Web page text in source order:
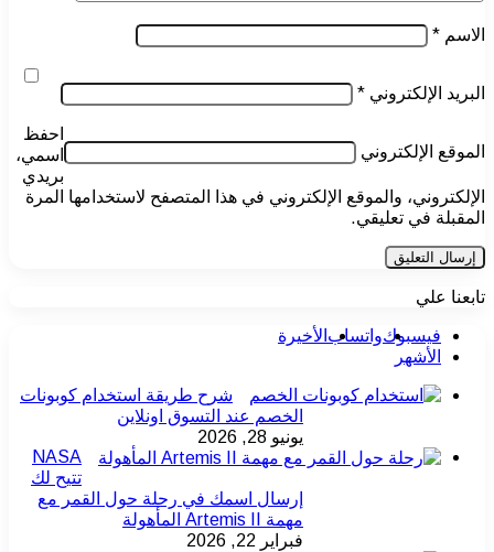
الاسم *
البريد الإلكتروني *
الموقع الإلكتروني
احفظ
اسمي،
بريدي
الإلكتروني، والموقع الإلكتروني في هذا المتصفح لاستخدامها المرة
المقبلة في تعليقي.
تابعنا علي
فيسبوكواتساب الأخيرة
الأشهر
شرح طريقة استخدام كوبونات
الخصم عند التسوق اونلاين
يونيو 28, 2026
NASA
تتيح لك
إرسال اسمك في رحلة حول القمر مع
مهمة Artemis II المأهولة
فبراير 22, 2026